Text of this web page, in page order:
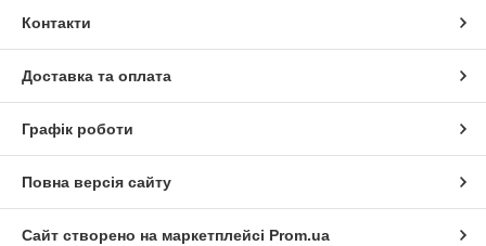
Контакти
Доставка та оплата
Графік роботи
Повна версія сайту
Сайт створено на маркетплейсі Prom.ua